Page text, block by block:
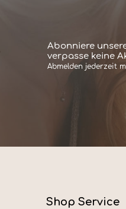
Abonniere
verpasse keine
Abmelden jederzeit
Shop Service